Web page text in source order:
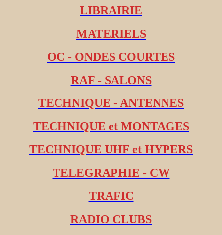
LIBRAIRIE
MATERIELS
OC - ONDES COURTES
RAF - SALONS
TECHNIQUE - ANTENNES
TECHNIQUE et MONTAGES
TECHNIQUE UHF et HYPERS
TELEGRAPHIE - CW
TRAFIC
RADIO CLUBS